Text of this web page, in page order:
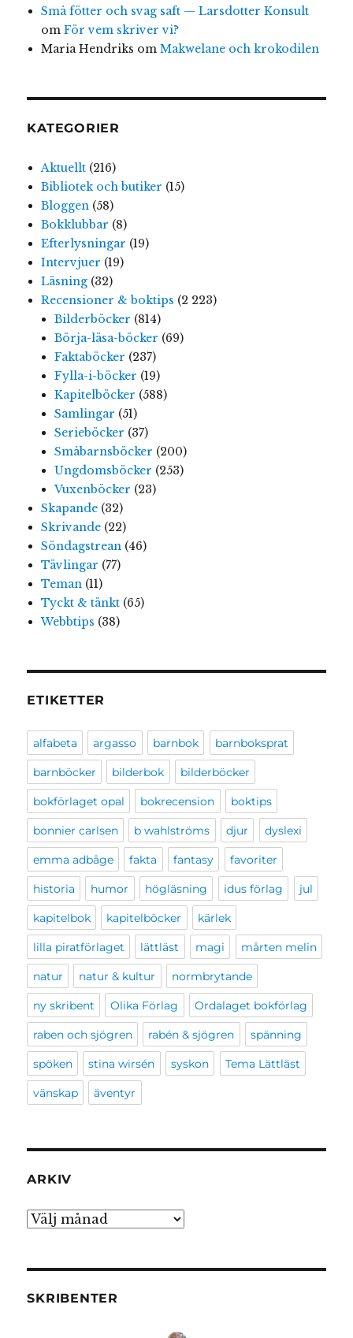
Små fötter och svag saft — Larsdotter Konsult
om För vem skriver vi?
Maria Hendriks om Makwelane och krokodilen
KATEGORIER
Aktuellt(216)
Bibliotek och butiker (15)
Bloggen(58)
Bokklubbar (8)
Efterlysningar (19)
Intervjuer (19)
Läsning(32)
Recensioner & boktips (2 223)
Bilderböcker (814)
Börja-läsa-böcker (69)
Faktaböcker (237)
Fylla-i-böcker (19)
Kapitelböcker (588)
Samlingar (51)
Serieböcker (37)
Småbarnsböcker (200)
Ungdomsböcker (253)
Vuxenböcker (23)
Skapande(32)
Skrivande(22)
Söndagstrean(46)
Tävlingar (77)
Teman(11)
Tyckt & tänkt(65)
Webbtips (38)
ETIKETTER
alfabeta argasso barnbok barnboksprat
barnböcker bilderbok bilderböcker
bokförlaget opal bokrecension boktips
bonnier carlsen b wahlströms djur dyslexi
emma adbåge fakta fantasy favoriter
historia humor högläsning idus förlag jul
kapitelbok kapitelböcker kärlek
lilla piratförlaget lättläst magi mårten melin
natur natur & kultur normbrytande
ny skribent Olika Förlag Ordalaget bokförlag
raben och sjögren rabén & sjögren spänning
spöken stina wirsén syskon Tema Lättläst
vänskap äventyr
ARKIV
Arkiv
SKRIBENTER